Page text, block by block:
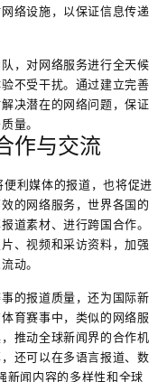
络设施，以保证信息传递
，对网络服务进行全天候
不受干扰。通过建立完善
决潜在的网络问题，保证
量。
作与交流
利媒体的报道，也将促进
的网络服务，世界各国的
道素材、进行跨国合作。
、视频和采访资料，加强
动。
的报道质量，还为国际新
育赛事中，类似的网络服
推动全球新闻界的合作机
还可以在多语言报道、数
新闻内容的多样性和全球